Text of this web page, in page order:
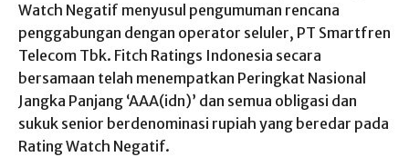
Watch Negatif menyusul pengumuman rencana
penggabungan dengan operator seluler, PT Smartfren
Telecom Tbk. Fitch Ratings Indonesia secara
bersamaan telah menempatkan Peringkat Nasional
Jangka Panjang ‘AAA(idn)’ dan semua obligasi dan
sukuk senior berdenominasi rupiah yang beredar pada
Rating Watch Negatif.